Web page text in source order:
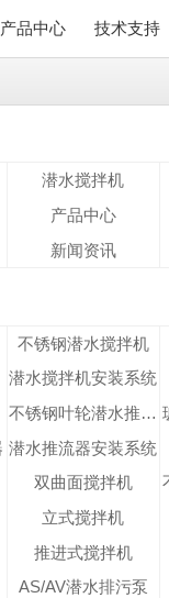
产品中心 技术支持
潜水搅拌机
产品中心
新闻资讯
不锈钢潜水搅拌机
潜水搅拌机安装系统
不锈钢叶轮潜水推流器
潜水推流器安装系统
双曲面搅拌机
立式搅拌机
推进式搅拌机
AS/AV潜水排污泵